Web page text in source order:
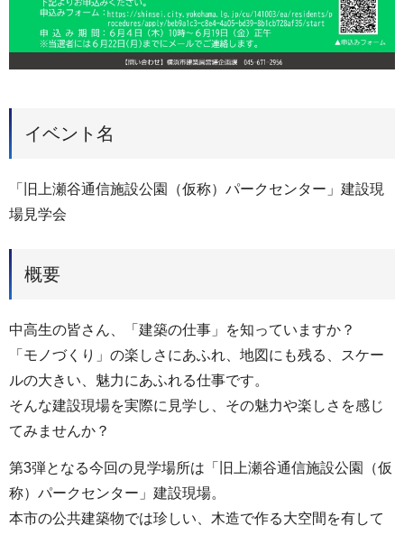
イベント名
「旧上瀬谷通信施設公園（仮称）パークセンター」建設現
場見学会
概要
中高生の皆さん、「建築の仕事」を知っていますか？
「モノづくり」の楽しさにあふれ、地図にも残る、スケー
ルの大きい、魅力にあふれる仕事です。
そんな建設現場を実際に見学し、その魅力や楽しさを感じ
てみませんか？
第3弾となる今回の見学場所は「旧上瀬谷通信施設公園（仮
称）パークセンター」建設現場。
本市の公共建築物では珍しい、木造で作る大空間を有して